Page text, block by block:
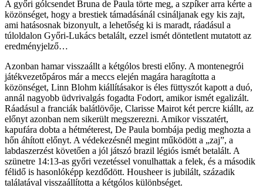
A győri gólcsendet Bruna de Paula törte meg, a szpíker arra kérte a
közönséget, hogy a brestiek támadásánál csináljanak egy kis zajt,
ami hatásosnak bizonyult, a lehetőség ki is maradt, ráadásul a
túloldalon Győri-Lukács betalált, ezzel ismét döntetlent mutatott az
eredményjelző…
Azonban hamar visszaállt a kétgólos bresti előny. A montenegrói
játékvezetőpáros már a meccs elején magára haragította a
közönséget, Linn Blohm kiállításakor is éles füttyszót kapott a duó,
annál nagyobb üdvrivalgás fogadta Fodort, amikor ismét egalizált.
Ráadásul a franciák balátlövője, Clarisse Mairot két percre kiállt, az
előnyt azonban nem sikerült megszerezni. Amikor visszatért,
kapufára dobta a hétméterest, De Paula bombája pedig meghozta a
hőn áhított előnyt. A védekezésnél megint működött a „zaj”, a
labdaszerzést követően a jól játszó brazil légiós ismét betalált. A
szünetre 14:13-as győri vezetéssel vonulhattak a felek, és a második
félidő is hasonlóképp kezdődött. Housheer is jubilált, századik
találatával visszaállította a kétgólos különbséget.